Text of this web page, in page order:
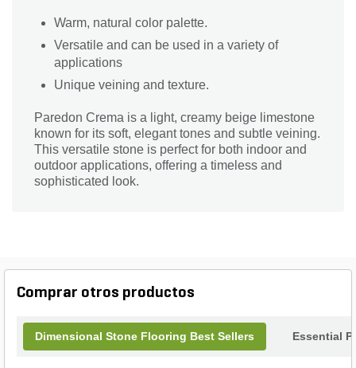
Warm, natural color palette.
Versatile and can be used in a variety of
applications
Unique veining and texture.
Paredon Crema is a light, creamy beige limestone
known for its soft, elegant tones and subtle veining.
This versatile stone is perfect for both indoor and
outdoor applications, offering a timeless and
sophisticated look.
Comprar otros productos
Dimensional Stone Flooring Best Sellers Essential